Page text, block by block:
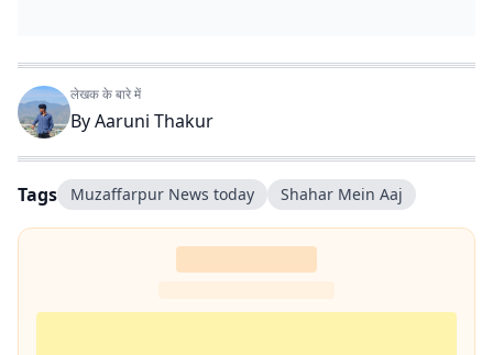
लेखक के बारे में
ByAaruni Thakur
Tags Muzaffarpur News today Shahar Mein Aaj